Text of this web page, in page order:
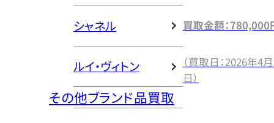
シャネル
ルイ・ヴィトン
その他ブランド品買取
買取金額：780,000
（買取日：2026年4
日）